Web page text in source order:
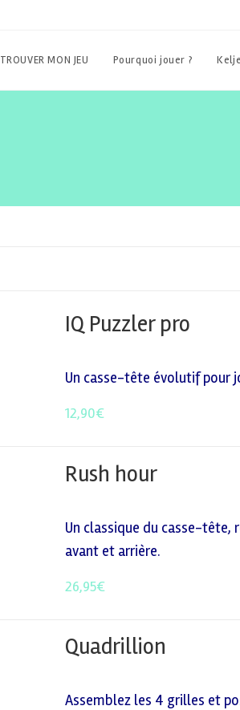
TROUVER MON JEU Pourquoi jouer ?
IQ Puzzler pro
Un casse-tête évolutif pour
12,90€
Rush hour
Un classique du casse-tête,
avant et arrière.
26,95€
Quadrillion
Assemblez les 4 grilles et